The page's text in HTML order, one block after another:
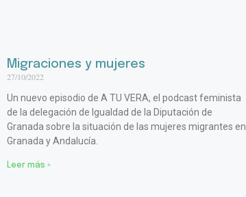
Migraciones y mujeres
27/10/2022
Un nuevo episodio de A TU VERA, el podcast feminista
de la delegación de Igualdad de la Diputación de
Granada sobre la situación de las mujeres migrantes en
Granada y Andalucía.
Leer más »